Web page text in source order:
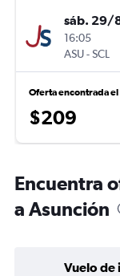
sáb. 29/
16:05
ASU-SCL
Oferta encontrada
$209
Encuentra
a Asunción
Vuelo de